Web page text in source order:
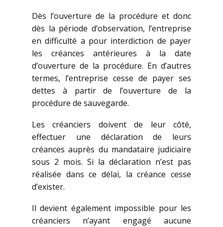
Dès l’ouverture de la procédure et donc
dès la période d’observation, l’entreprise
en difficulté a pour interdiction de payer
les créances antérieures à la date
d’ouverture de la procédure. En d’autres
termes, l’entreprise cesse de payer ses
dettes à partir de l’ouverture de la
procédure de sauvegarde.
Les créanciers doivent de leur côté,
effectuer une déclaration de leurs
créances auprès du mandataire judiciaire
sous 2 mois. Si la déclaration n’est pas
réalisée dans ce délai, la créance cesse
d’exister.
Il devient également impossible pour les
créanciers n’ayant engagé aucune